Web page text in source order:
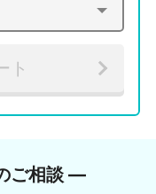
ト
ご相談 ―